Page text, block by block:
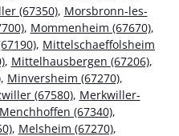
(67350), Morsbronn-les-
, Mommenheim (67670),
, Mittelschaeffolsheim
, Mittelhausbergen (67206),
, Minversheim (67270),
(67580), Merkwiller-
Menchhoffen (67340),
, Melsheim (67270),